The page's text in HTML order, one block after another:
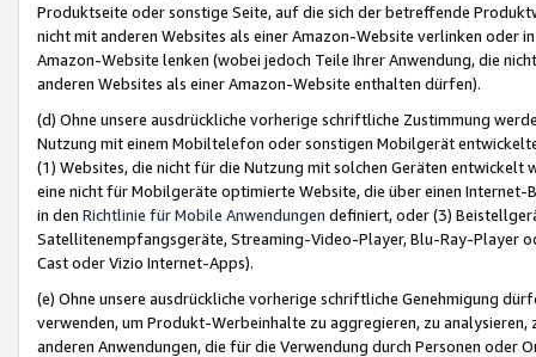
Produktseite oder sonstige Seite, auf die sich der betreffende
nicht mit anderen Websites als einer Amazon-Website verlinken oder
Amazon-Website lenken (wobei jedoch Teile Ihrer Anwendung, die
anderen Websites als einer Amazon-Website enthalten dürfen).
(d) Ohne unsere ausdrückliche vorherige schriftliche Zustimmung
Nutzung mit einem Mobiltelefon oder sonstigen Mobilgerät
(1) Websites, die nicht für die Nutzung mit solchen Geräten
eine nicht für Mobilgeräte optimierte Website, die über einen
in den Richtlinie für Mobile Anwendungen definiert, oder (3)
Satellitenempfangsgeräte, Streaming-Video-Player, Blu-Ray-Player
Cast oder Vizio Internet-Apps).
(e) Ohne unsere ausdrückliche vorherige schriftliche Genehmigung
verwenden, um Produkt-Werbeinhalte zu aggregieren, zu
anderen Anwendungen, die für die Verwendung durch Personen